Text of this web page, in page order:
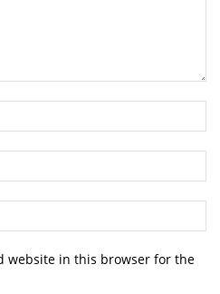
website in this browser for the